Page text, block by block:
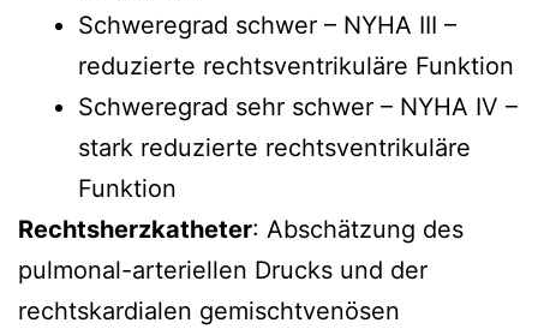
Schweregrad schwer – NYHA III –
reduzierte rechtsventrikuläre Funktion
Schweregrad sehr schwer – NYHA IV –
stark reduzierte rechtsventrikuläre
Funktion
Rechtsherzkatheter: Abschätzung des
pulmonal-arteriellen Drucks und der
rechtskardialen gemischtvenösen